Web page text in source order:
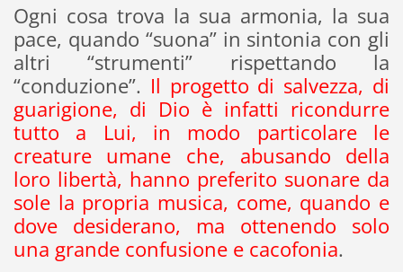
Ogni cosa trova la sua armonia, la sua
pace, quando “suona” in sintonia con gli
altri “strumenti” rispettando la
“conduzione”. Il progetto di salvezza, di
guarigione, di Dio è infatti ricondurre
tutto a Lui, in modo particolare le
creature umane che, abusando della
loro libertà, hanno preferito suonare da
sole la propria musica, come, quando e
dove desiderano, ma ottenendo solo
una grande confusione e cacofonia.